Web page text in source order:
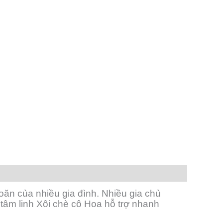
của nhiều gia đình. Nhiều gia chủ
linh Xôi chè cô Hoa hỗ trợ nhanh